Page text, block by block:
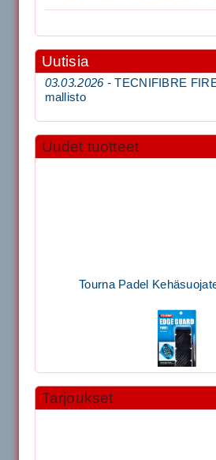
Uutisia
03.03.2026 -TECNIFIBRE
mallisto
Uudet tuotteet
Tourna Padel
Tarjoukset